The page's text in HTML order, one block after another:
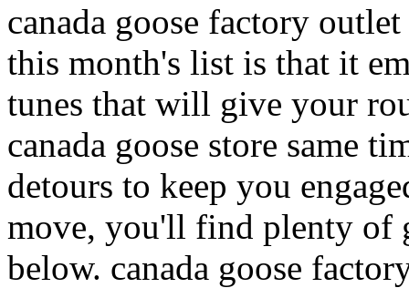
canada goose factory
this month's list is that it
tunes that will give your
canada goose store same
detours to keep you
move, you'll find plenty of
below. canada goose